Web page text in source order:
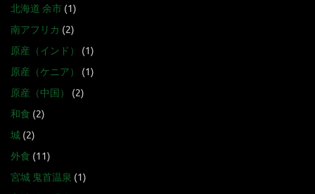
北海道 余市 (1)
南アフリカ (2)
原産（インド）
(1)
原産（ケニア）
(1)
原産（中国）
(2)
和食 (2)
城 (2)
外食 (11)
宮城 鬼首温泉 (1)